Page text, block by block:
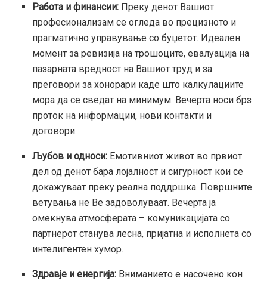
Работа и финансии: Преку денот Вашиот
професионализам се огледа во прецизното и
прагматично управување со буџетот. Идеален
момент за ревизија на трошоците, евалуација на
пазарната вредност на Вашиот труд и за
преговори за хонорари каде што калкулациите
мора да се сведат на минимум. Вечерта носи брз
проток на информации, нови контакти и
договори.
Љубов и односи: Емотивниот живот во првиот
дел од денот бара лојалност и сигурност кои се
докажуваат преку реална поддршка. Површните
ветувања не Ве задоволуваат. Вечерта ја
омекнува атмосферата – комуникацијата со
партнерот станува лесна, пријатна и исполнета со
интелигентен хумор.
Здравје и енергија: Вниманието е насочено кон